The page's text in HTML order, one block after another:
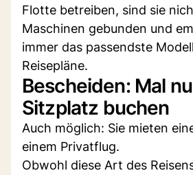
Flotte betreiben, sind sie
Maschinen gebunden und
immer das passendste
Reisepläne.
Bescheiden: Mal
Sitzplatz buchen
Auch möglich: Sie mieten
einem Privatflug.
Obwohl diese Art des